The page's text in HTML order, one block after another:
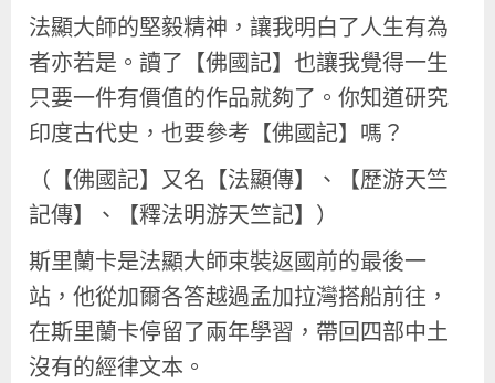
法顯大師的堅毅精神，讓我明白了人生有為
者亦若是。讀了【佛國記】也讓我覺得一生
只要一件有價值的作品就夠了。你知道研究
印度古代史，也要參考【佛國記】嗎？
（【佛國記】又名【法顯傳】、【歷游天竺
記傳】、【釋法明游天竺記】）
斯里蘭卡是法顯大師束裝返國前的最後一
站，他從加爾各答越過孟加拉灣搭船前往，
在斯里蘭卡停留了兩年學習，帶回四部中土
沒有的經律文本。